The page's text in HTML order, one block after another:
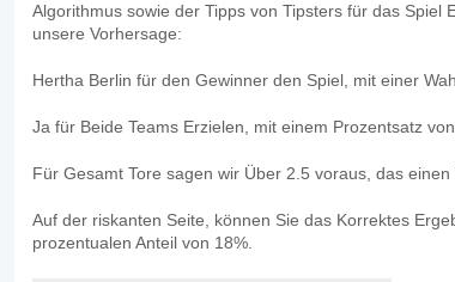
Algorithmus sowie der Tipps von Tipsters für das Spiel
unsere Vorhersage:
Hertha Berlin für den Gewinner den Spiel, mit einer
Ja für Beide Teams Erzielen, mit einem Prozentsatz
Für Gesamt Tore sagen wir Über 2.5 voraus, das
Auf der riskanten Seite, können Sie das Korrektes
prozentualen Anteil von 18%.